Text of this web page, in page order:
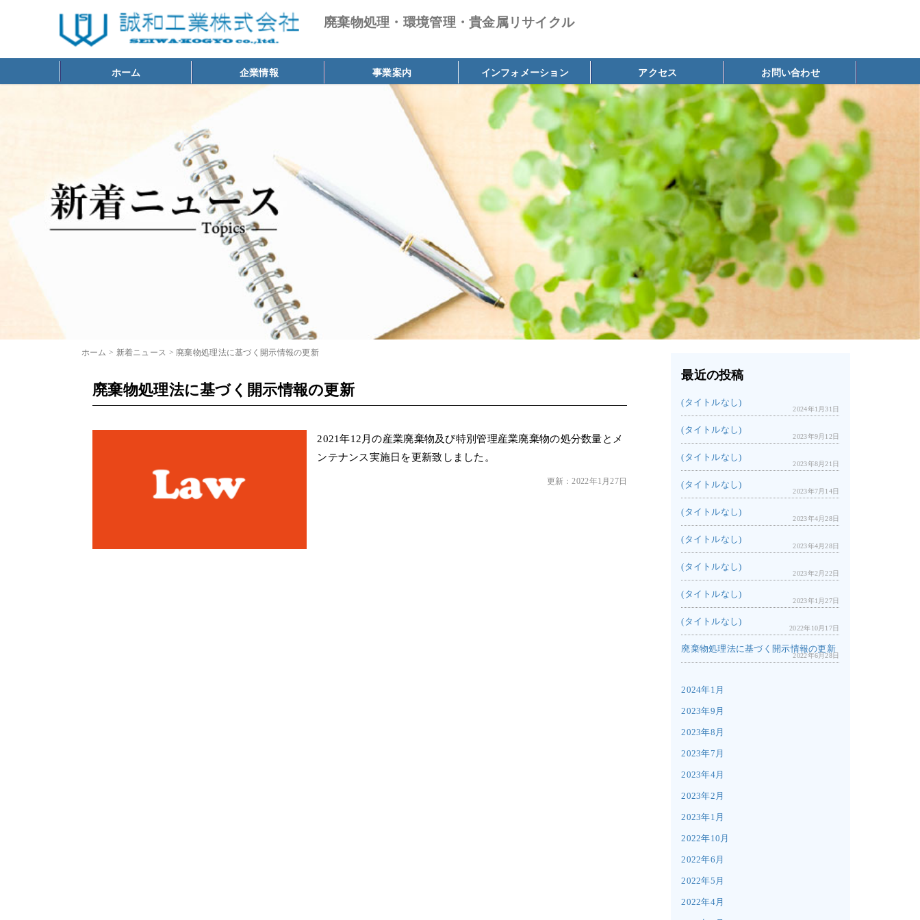
廃棄物処理・環境管理・貴金属リサイクル
ホーム 企業情報 事業案内 インフォメーション アクセス お問い合わせ
ホーム > 新着ニュース > 廃棄物処理法に基づく開示情報の更新
廃棄物処理法に基づく開示情報の更新
2021年12月の産業廃棄物及び特別管理産業廃棄物の処分数量とメ
ンテナンス実施日を更新致しました。
更新：2022年1月27日
最近の投稿
(タイトルなし)
2024年1月31日
(タイトルなし)
2023年9月12日
(タイトルなし)
2023年8月21日
(タイトルなし)
2023年7月14日
(タイトルなし)
2023年4月28日
(タイトルなし)
2023年4月28日
(タイトルなし)
2023年2月22日
(タイトルなし)
2023年1月27日
(タイトルなし)
2022年10月17日
廃棄物処理法に基づく開示情報の更新
2022年6月28日
2024年1月
2023年9月
2023年8月
2023年7月
2023年4月
2023年2月
2023年1月
2022年10月
2022年6月
2022年5月
2022年4月